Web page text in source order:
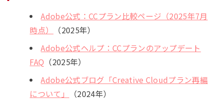
Adobe公式：CCプラン比較ページ（2025年7月
時点）
（2025年）
Adobe公式ヘルプ：CCプランのアップデート
FAQ （2025年）
Adobe公式ブログ「Creative Cloudプラン再編
について」
（2024年）